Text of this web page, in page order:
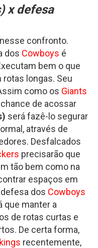
) x defesa
confronto.
dos Cowboys é
bem o que
rotas longas. Seu
como os Giants
de acossar
será fazê-lo segurar
através de
Desfalcados
precisarão que
tão bem como na
espaços em
dos Cowboys
que manter a
de rotas curtas e
De certa forma,
recentemente,